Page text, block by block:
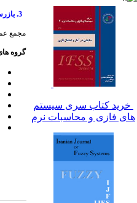
خرید کتاب سری سیستم
های فازی و محاسبات نرم
مجمع عمومی عادی 1 نفر را به عنوان بازرس
گروه